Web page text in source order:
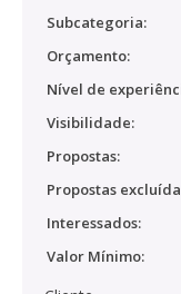
Subcategoria:
Orçamento:
Nível de
Visibilidade:
Propostas:
Propostas
Interessados:
Valor Mínimo: